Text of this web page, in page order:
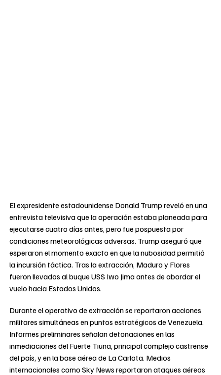
El expresidente estadounidense Donald Trump reveló en una
entrevista televisiva que la operación estaba planeada para
ejecutarse cuatro días antes, pero fue pospuesta por
condiciones meteorológicas adversas. Trump aseguró que
esperaron el momento exacto en que la nubosidad permitió
la incursión táctica. Tras la extracción, Maduro y Flores
fueron llevados al buque USS Iwo Jima antes de abordar el
vuelo hacia Estados Unidos.
Durante el operativo de extracción se reportaron acciones
militares simultáneas en puntos estratégicos de Venezuela.
Informes preliminares señalan detonaciones en las
inmediaciones del Fuerte Tiuna, principal complejo castrense
del país, y en la base aérea de La Carlota. Medios
internacionales como Sky News reportaron ataques aéreos